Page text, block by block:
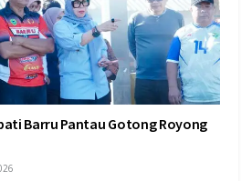
Barru Pantau Gotong Royong